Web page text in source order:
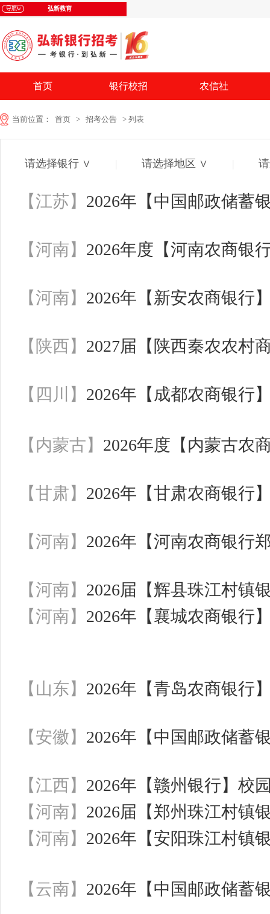
首页 银行校招 农信社
当前位置： 首页 > 招考公告 > 列表
请选择银行 ∨ 请选择地区 ∨
【江苏】 2026年【中国邮政储蓄
【河南】 2026年度【河南农商银
【河南】 2026年【新安农商银行
【陕西】 2027届【陕西秦农农村
【四川】 2026年【成都农商银行
【内蒙古】 2026年度【内蒙古农
【甘肃】 2026年【甘肃农商银行
【河南】 2026年【河南农商银行
【河南】 2026届【辉县珠江村镇
【河南】 2026年【襄城农商银行
【山东】 2026年【青岛农商银行
【安徽】 2026年【中国邮政储蓄
【江西】 2026年【赣州银行】校
【河南】 2026届【郑州珠江村镇
【河南】 2026年【安阳珠江村镇
【云南】 2026年【中国邮政储蓄